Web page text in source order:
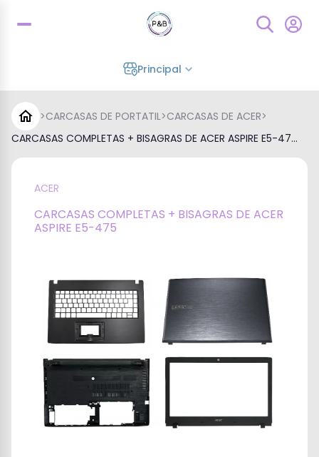
Principal
>CARCASAS DE PORTATIL>CARCASAS DE ACER>
CARCASAS COMPLETAS + BISAGRAS DE ACER ASPIRE E5-47...
ACER
CARCASAS COMPLETAS + BISAGRAS DE ACER
ASPIRE E5-475